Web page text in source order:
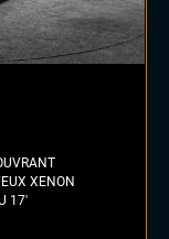
XENON
17'